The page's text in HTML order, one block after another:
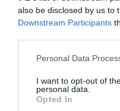
also be disclosed by us to
Downstream Participants
Please note that this
not limited to your visit or
grant or deny consent to
use your data for below
Personal Data
I want to opt-out of
personal data.
Opted In
και
κρίσιμων περιοχών,
εκδήλωσης
κατολισθήσεων. Τα
χρησιμοποιηθούν